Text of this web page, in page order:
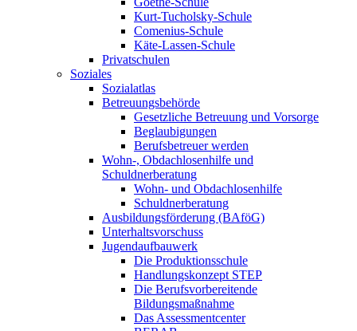
Kurt-Tucholsky-Schule
Comenius-Schule
Käte-Lassen-Schule
Privatschulen
Soziales
Sozialatlas
Betreuungsbehörde
Gesetzliche Betreuung und Vorsorge
Beglaubigungen
Berufsbetreuer werden
Wohn-, Obdachlosenhilfe und
Schuldnerberatung
Wohn- und Obdachlosenhilfe
Schuldnerberatung
Ausbildungsförderung (BAföG)
Unterhaltsvorschuss
Jugendaufbauwerk
Die Produktionsschule
Handlungskonzept STEP
Die Berufsvorbereitende
Bildungsmaßnahme
Das Assessmentcenter